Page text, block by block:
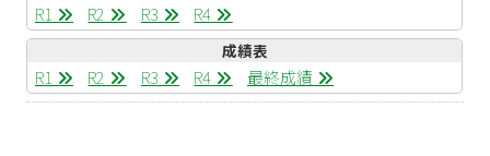
R1 R2 R3 R4
成績表
R1 R2 R3 R4 最終成績